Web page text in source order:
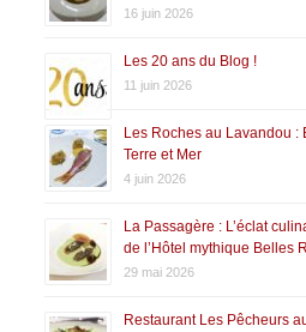
16 juin 2026
Les 20 ans du Blog !
11 juin 2026
Les Roches au Lavandou :
Terre et Mer
4 juin 2026
La Passagère : L’éclat
de l’Hôtel mythique Belles
29 mai 2026
Restaurant Les Pêcheurs